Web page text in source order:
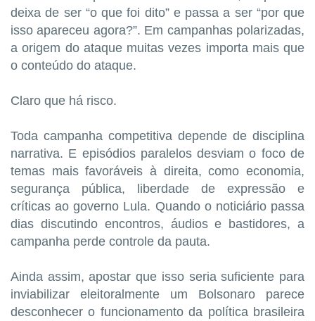
deixa de ser “o que foi dito” e passa a ser “por que
isso apareceu agora?”. Em campanhas polarizadas,
a origem do ataque muitas vezes importa mais que
o conteúdo do ataque.
Claro que há risco.
Toda campanha competitiva depende de disciplina
narrativa. E episódios paralelos desviam o foco de
temas mais favoráveis à direita, como economia,
segurança pública, liberdade de expressão e
críticas ao governo Lula. Quando o noticiário passa
dias discutindo encontros, áudios e bastidores, a
campanha perde controle da pauta.
Ainda assim, apostar que isso seria suficiente para
inviabilizar eleitoralmente um Bolsonaro parece
desconhecer o funcionamento da política brasileira